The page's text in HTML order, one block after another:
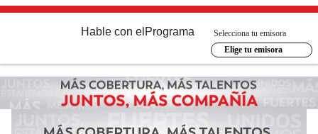
Hable con el Programa
Selecciona tu emisora
Elige tu emisora